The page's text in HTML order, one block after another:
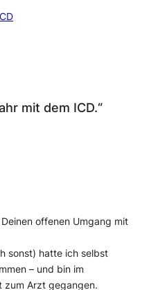
mit dem ICD.“
offenen Umgang mit
sonst) hatte ich selbst
– und bin im
zum Arzt gegangen.